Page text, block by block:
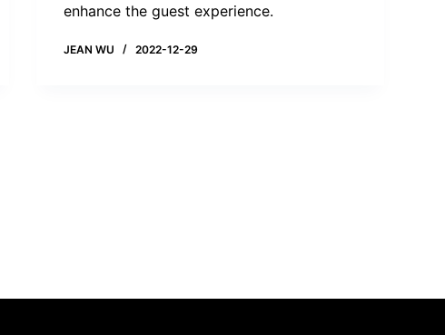
enhance the guest experience.
JEAN WU 2022-12-29